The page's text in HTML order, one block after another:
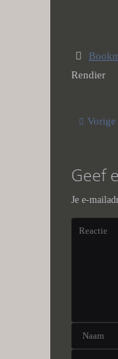
Rendier
Geef
Je e-